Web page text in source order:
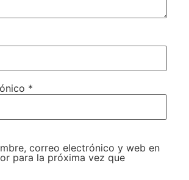
*
correo electrónico y web en
para la próxima vez que